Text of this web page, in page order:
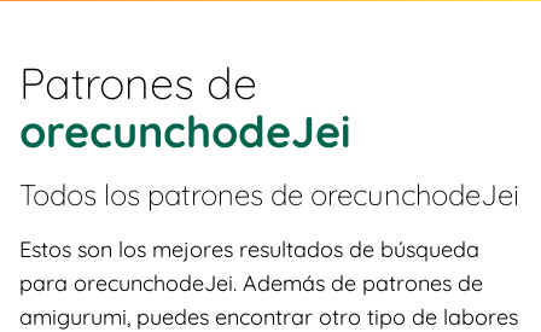
Patrones de
orecunchodeJei
Todos los patrones de orecunchodeJei
Estos son los mejores resultados de búsqueda
para orecunchodeJei. Además de patrones de
amigurumi, puedes encontrar otro tipo de labores